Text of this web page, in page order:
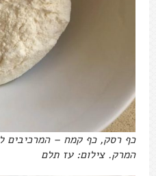
כף רסק, כף קמח – המרכיבים
המרק. צילום: עז תלם